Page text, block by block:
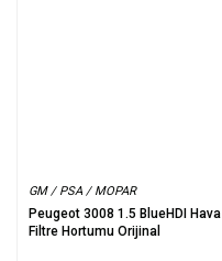
GM / PSA / MOPAR
Peugeot 3008 1.5 BlueHDI Hava
Filtre Hortumu Orijinal